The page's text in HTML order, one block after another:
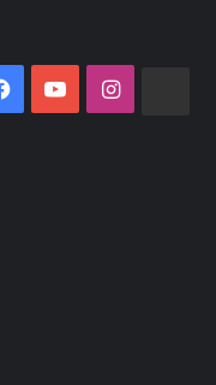
Facebook
YouTubeInstagram